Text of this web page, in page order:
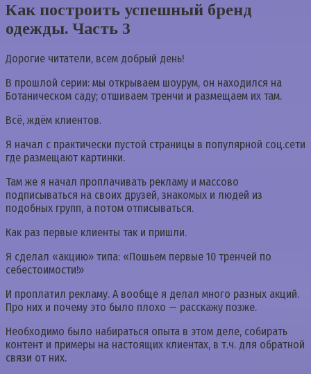
Как построить успешный бренд
одежды. Часть 3⁠ ⁠
Дорогие читатели, всем добрый день!
В прошлой серии: мы открываем шоурум, он находился на
Ботаническом саду; отшиваем тренчи и размещаем их там.
Всё, ждём клиентов.
Я начал с практически пустой страницы в популярной соц.сети
где размещают картинки.
Там же я начал проплачивать рекламу и массово
подписываться на своих друзей, знакомых и людей из
подобных групп, а потом отписываться.
Как раз первые клиенты так и пришли.
Я сделал «акцию» типа: «Пошьем первые 10 тренчей по
себестоимости!»
И проплатил рекламу. А вообще я делал много разных акций.
Про них и почему это было плохо — расскажу позже.
Необходимо было набираться опыта в этом деле, собирать
контент и примеры на настоящих клиентах, в т.ч. для обратной
связи от них.